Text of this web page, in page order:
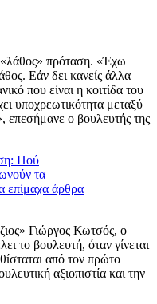
«λάθος» πρόταση. «Έχω
Εάν δει κανείς άλλα
που είναι η κοιτίδα του
υποχρεωτικότητα μεταξύ
επεσήμανε ο βουλευτής της
Πού
τα
επίμαχα άρθρα
Γιώργος Κωτσός, ο
το βουλευτή, όταν γίνεται
από τον πρώτο
αξιοπιστία και την